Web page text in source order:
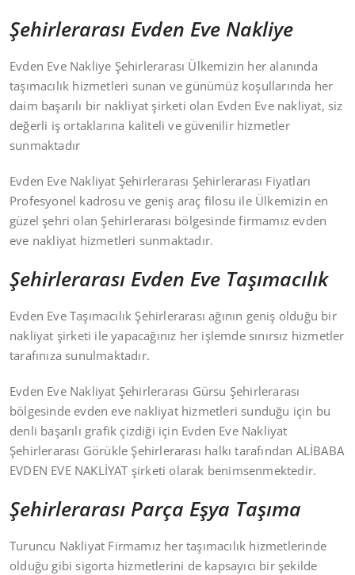
Şehirlerarası Evden Eve Nakliye
Evden Eve Nakliye Şehirlerarası Ülkemizin her alanında
taşımacılık hizmetleri sunan ve günümüz koşullarında her
daim başarılı bir nakliyat şirketi olan Evden Eve nakliyat, siz
değerli iş ortaklarına kaliteli ve güvenilir hizmetler
sunmaktadır
Evden Eve Nakliyat Şehirlerarası Şehirlerarası Fiyatları
Profesyonel kadrosu ve geniş araç filosu ile Ülkemizin en
güzel şehri olan Şehirlerarası bölgesinde firmamız evden
eve nakliyat hizmetleri sunmaktadır.
Şehirlerarası Evden Eve Taşımacılık
Evden Eve Taşımacılık Şehirlerarası ağının geniş olduğu bir
nakliyat şirketi ile yapacağınız her işlemde sınırsız hizmetler
tarafınıza sunulmaktadır.
Evden Eve Nakliyat Şehirlerarası Gürsu Şehirlerarası
bölgesinde evden eve nakliyat hizmetleri sunduğu için bu
denli başarılı grafik çizdiği için Evden Eve Nakliyat
Şehirlerarası Görükle Şehirlerarası halkı tarafından ALİBABA
EVDEN EVE NAKLİYAT şirketi olarak benimsenmektedir.
Şehirlerarası Parça Eşya Taşıma
Turuncu Nakliyat Firmamız her taşımacılık hizmetlerinde
olduğu gibi sigorta hizmetlerini de kapsayıcı bir şekilde